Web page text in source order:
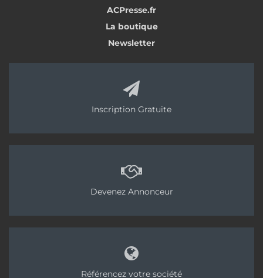
ACPresse.fr
La boutique
Newsletter
Inscription Gratuite
Devenez Annonceur
Référencez votre société